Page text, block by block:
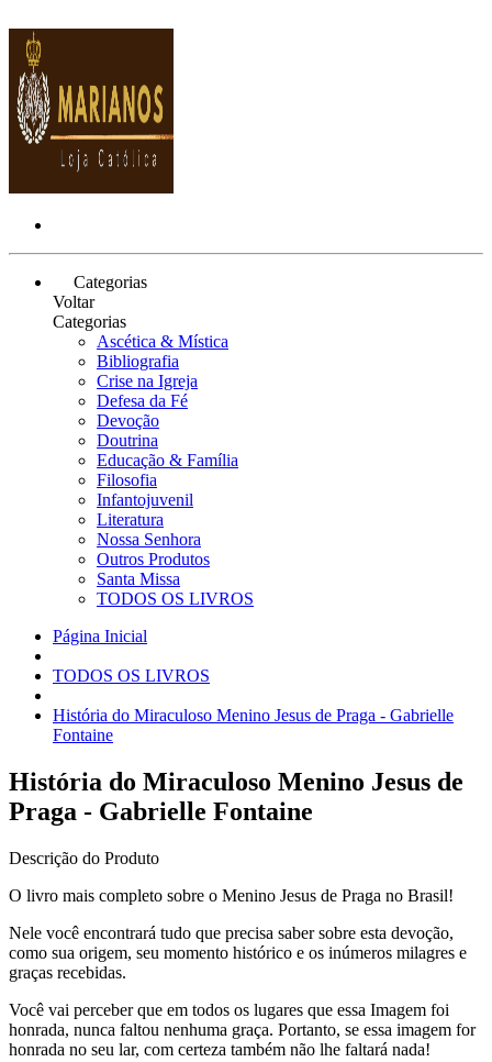
Categorias
Voltar
Categorias
Ascética & Mística
Bibliografia
Crise na Igreja
Defesa da Fé
Devoção
Doutrina
Educação & Família
Filosofia
Infantojuvenil
Literatura
Nossa Senhora
Outros Produtos
Santa Missa
TODOS OS LIVROS
Página Inicial
TODOS OS LIVROS
História do Miraculoso Menino Jesus de Praga - Gabrielle
Fontaine
História do Miraculoso Menino Jesus de
Praga - Gabrielle Fontaine
Descrição do Produto
O livro mais completo sobre o Menino Jesus de Praga no Brasil!
Nele você encontrará tudo que precisa saber sobre esta devoção,
como sua origem, seu momento histórico e os inúmeros milagres e
graças recebidas.
Você vai perceber que em todos os lugares que essa Imagem foi
honrada, nunca faltou nenhuma graça. Portanto, se essa imagem for
honrada no seu lar, com certeza também não lhe faltará nada!